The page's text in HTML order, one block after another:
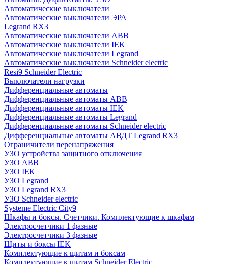
Автоматические выключатели
Автоматические выключатели ЭРА
Legrand RX3
Автоматические выключатели ABB
Автоматические выключатели IEK
Автоматические выключатели Legrand
Автоматические выключатели Schneider electric
Resi9 Schneider Electric
Выключатели нагрузки
Дифференциальные автоматы
Дифференциальные автоматы ABB
Дифференциальные автоматы IEK
Дифференциальные автоматы Legrand
Дифференциальные автоматы Schneider electric
Дифференциальные автоматы АВДТ Legrand RX3
Ограничители перенапряжения
УЗО устройства защитного отключения
УЗО ABB
УЗО IEK
УЗО Legrand
УЗО Legrand RX3
УЗО Schneider electric
Systeme Electric City9
Шкафы и боксы. Счетчики. Комплектующие к шкафам
Электросчетчики 1 фазные
Электросчетчики 3 фазные
Щиты и боксы IEK
Комплектующие к щитам и боксам
Комплектующие к щитам Schneider Electric